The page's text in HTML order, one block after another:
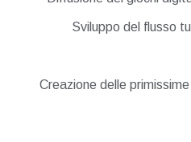
Sviluppo del flusso
Creazione delle